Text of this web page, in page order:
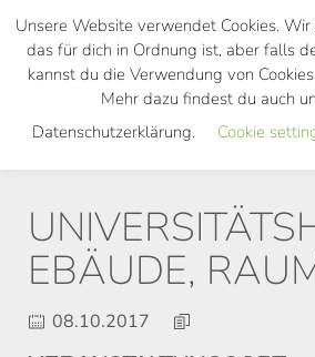
Skip
main
EBÄUDE,
08.10.2017
Unsere Website verwendet Cookies.
das für dich in Ordnung ist, aber falls
kannst du die Verwendung von
Mehr dazu findest du auch
Datenschutzerklärung.
Cookie